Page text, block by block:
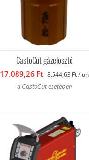
CastoCut gázelosztó
17.089,26 Ft 8.544,63 Ft / un
a CastoCut esetében